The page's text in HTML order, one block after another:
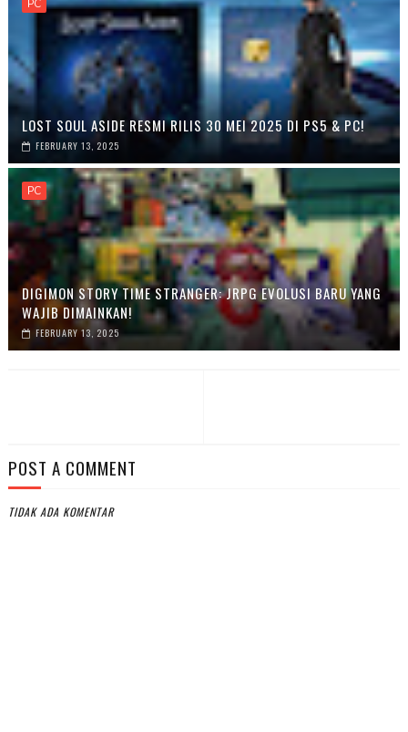
PC
LOST SOUL ASIDE RESMI RILIS 30 MEI 2025 DI PS5 & PC!
FEBRUARY 13, 2025
PC
DIGIMON STORY TIME STRANGER: JRPG EVOLUSI BARU YANG
WAJIB DIMAINKAN!
FEBRUARY 13, 2025
POST A COMMENT
TIDAK ADA KOMENTAR